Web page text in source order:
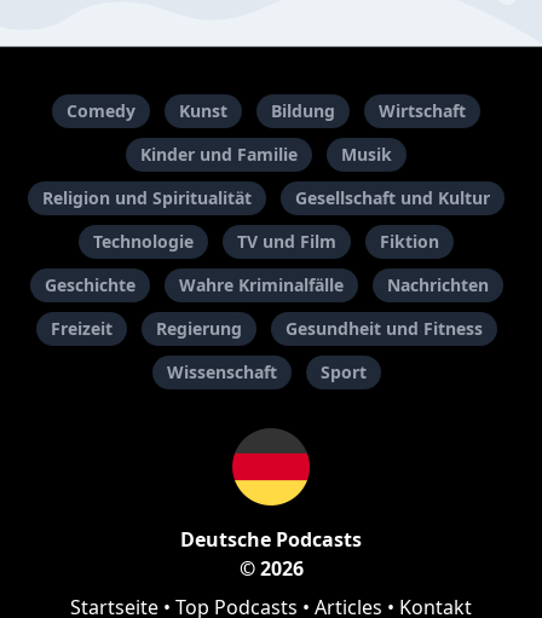
Comedy Kunst Bildung
Wirtschaft
Kinder und Familie
Musik
Religion und Spiritualität
Gesellschaft und Kultur
Technologie
TV und Film
Fiktion
Geschichte
Wahre Kriminalfälle
Nachrichten
Freizeit
Regierung
Gesundheit und Fitness
Wissenschaft
Sport
Deutsche Podcasts
© 2026
Startseite • Top Podcasts • Articles • Kontakt